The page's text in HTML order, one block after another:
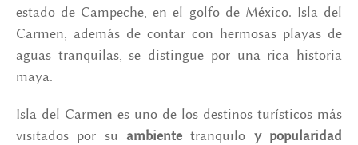
estado de Campeche, en el golfo de México. Isla del
Carmen, además de contar con hermosas playas de
aguas tranquilas, se distingue por una rica historia
maya.
Isla del Carmen es uno de los destinos turísticos más
visitados por su ambientetranquilo y popularidad